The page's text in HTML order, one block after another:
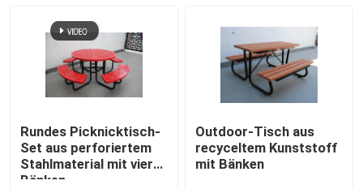
Rundes Picknicktisch-
Set aus perforiertem
Stahlmaterial mit vier
Bänken
Outdoor-Tisch aus
recyceltem Kunststoff
mit Bänken